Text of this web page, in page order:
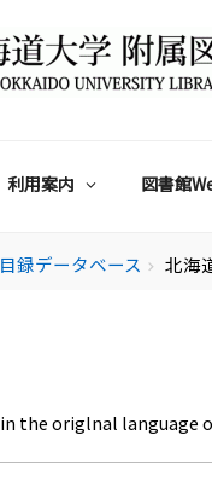
利用案内 図書館
録データベース chevron_right 北海
the origlnal language